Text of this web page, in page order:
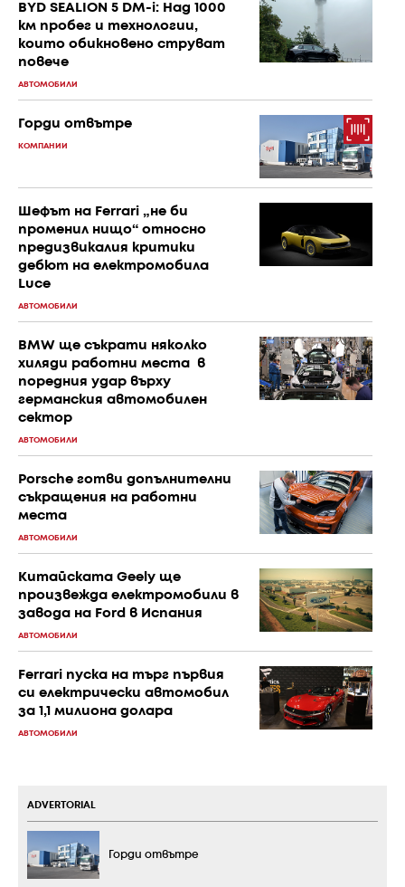
BYD SEALION 5 DM-i: Над 1000
км пробег и технологии,
които обикновено струват
повече
АВТОМОБИЛИ
Горди отвътре
КОМПАНИИ
Шефът на Ferrari „не би
променил нищо“ относно
предизвикалия критики
дебют на електромобила
Luce
АВТОМОБИЛИ
BMW ще съкрати няколко
хиляди работни места в
поредния удар върху
германския автомобилен
сектор
АВТОМОБИЛИ
Porsche готви допълнителни
съкращения на работни
места
АВТОМОБИЛИ
Китайската Geely ще
произвежда електромобили в
завода на Ford в Испания
АВТОМОБИЛИ
Ferrari пуска на търг първия
си електрически автомобил
за 1,1 милиона долара
АВТОМОБИЛИ
ADVERTORIAL
Горди отвътре